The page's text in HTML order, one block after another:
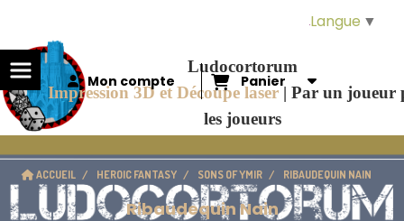
Ludocortorum
Impression 3D et Découpe laser |Par un joueur
les joueurs
Mon compte Panier
ACCUEIL HEROIC FANTASY SONS OF YMIR RIBAUDEQUIN NAIN
Ribaudequin Nain
Langue ▼